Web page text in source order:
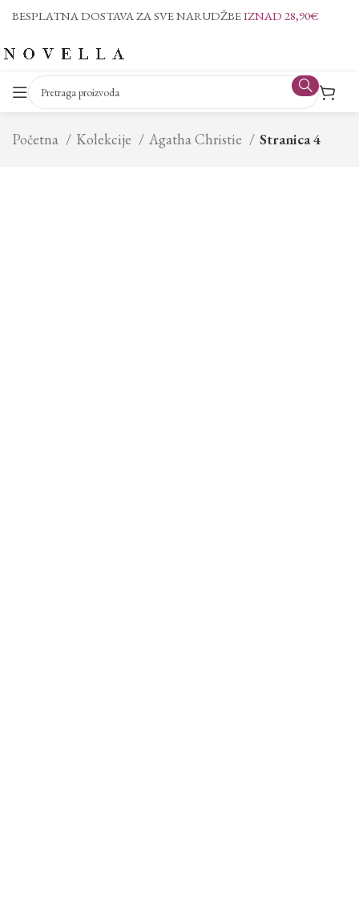
BESPLATNA DOSTAVA ZA SVE NARUDŽBEIZNAD 28,90€
Početna Kolekcije Agatha Christie Stranica 4